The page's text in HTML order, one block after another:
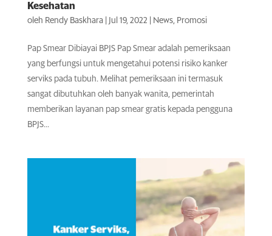
Kesehatan
oleh Rendy Baskhara| Jul 19, 2022 News, Promosi
Pap Smear Dibiayai BPJS Pap Smear adalah pemeriksaan
yang berfungsi untuk mengetahui potensi risiko kanker
serviks pada tubuh. Melihat pemeriksaan ini termasuk
sangat dibutuhkan oleh banyak wanita, pemerintah
memberikan layanan pap smear gratis kepada pengguna
BPJS...